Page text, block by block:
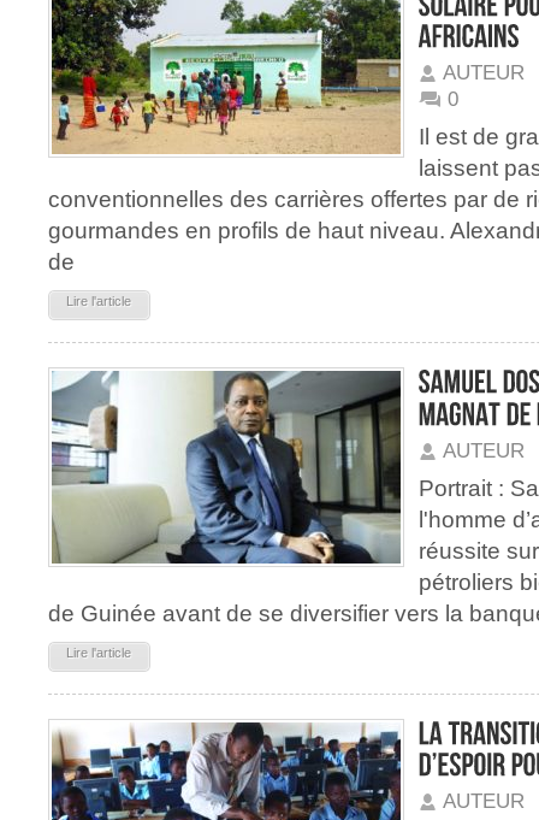
AUTEUR
0
Il est de
laissent
conventionnelles des carrières offertes par de
gourmandes en profils de haut niveau.
de
Lire l'article
AUTEUR
Portrait :
l'homme
réussite
pétroliers
de Guinée avant de se diversifier vers la
Lire l'article
AUTEUR